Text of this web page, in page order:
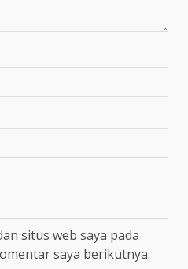
situs web saya pada
saya berikutnya.